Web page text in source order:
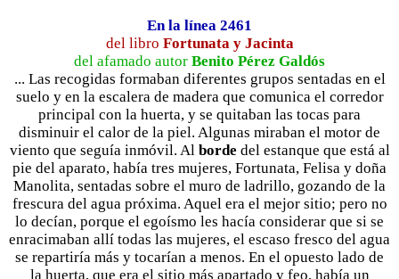
En la línea 2461
del libro Fortunata y Jacinta
del afamado autor Benito Pérez Galdós
... Las recogidas formaban diferentes grupos sentadas en el
suelo y en la escalera de madera que comunica el corredor
principal con la huerta, y se quitaban las tocas para
disminuir el calor de la piel. Algunas miraban el motor de
viento que seguía inmóvil. Al borde del estanque que está al
pie del aparato, había tres mujeres, Fortunata, Felisa y doña
Manolita, sentadas sobre el muro de ladrillo, gozando de la
frescura del agua próxima. Aquel era el mejor sitio; pero no
lo decían, porque el egoísmo les hacía considerar que si se
enracimaban allí todas las mujeres, el escaso fresco del agua
se repartiría más y tocarían a menos. En el opuesto lado de
la huerta, que era el sitio más apartado y feo, había un